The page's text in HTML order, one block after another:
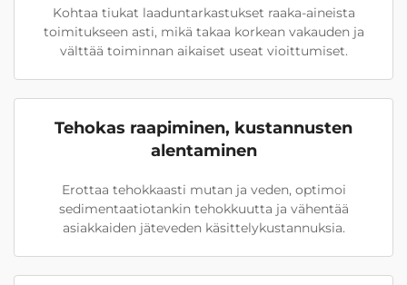
Kohtaa tiukat laaduntarkastukset raaka-aineista
toimitukseen asti, mikä takaa korkean vakauden ja
välttää toiminnan aikaiset useat vioittumiset.
Tehokas raapiminen, kustannusten
alentaminen
Erottaa tehokkaasti mutan ja veden, optimoi
sedimentaatiotankin tehokkuutta ja vähentää
asiakkaiden jäteveden käsittelykustannuksia.